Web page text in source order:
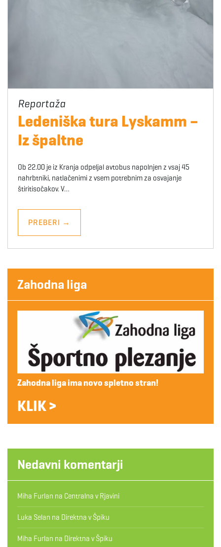
Ledeniška tura Lyskamm –
Iz špaltne
Ob 22.00 je iz Kranja odpeljal avtobus napolnjen z vsaj 45
nahrbtniki, natlačenimi z vsem potrebnim za osvajanje
štiritisočakov. V…
PREBERI →
Zahodna liga
Zahodna liga ima novo spletno stran!
KLIK >
Nedavni komentarji
Miha Furlan na Centralna v Rjavini
Luka Selan na Direktna v Špiku
Miha Furlan na Direktna v Špiku